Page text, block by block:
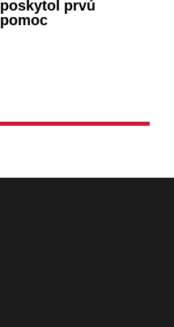
poskytol prvú
pomoc